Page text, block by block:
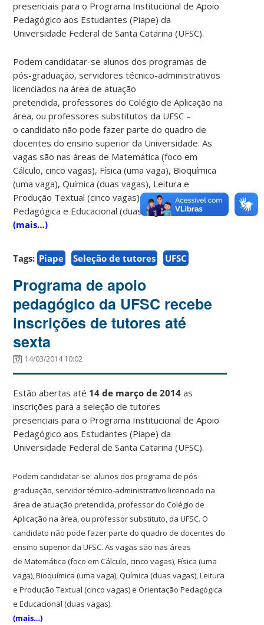
presenciais para o Programa Institucional de Apoio
Pedagógico aos Estudantes (Piape) da
Universidade Federal de Santa Catarina (UFSC).
Podem candidatar-se alunos dos programas de
pós-graduação, servidores técnico-administrativos
licenciados na área de atuação
pretendida, professores do Colégio de Aplicação na
área, ou professores substitutos da UFSC –
o candidato não pode fazer parte do quadro de
docentes do ensino superior da Universidade. As
vagas são nas áreas de Matemática (foco em
Cálculo, cinco vagas), Física (uma vaga), Bioquímica
(uma vaga), Química (duas vagas), Leitura e
Produção Textual (cinco vagas) e Orientação
Pedagógica e Educacional (duas vagas).
(mais…)
Tags: Piape Seleção de tutores UFSC
Programa de apoio
pedagógico da UFSC recebe
inscrições de tutores até
sexta
14/03/2014 10:02
Estão abertas até 14 de março de 2014 as
inscrições para a seleção de tutores
presenciais para o Programa Institucional de Apoio
Pedagógico aos Estudantes (Piape) da
Universidade Federal de Santa Catarina (UFSC).
Podem candidatar-se: alunos dos programa de pós-
graduação, servidor técnico-administrativo licenciado na
área de atuação pretendida, professor do Colégio de
Aplicação na área, ou professor substituto, da UFSC. O
candidato não pode fazer parte do quadro de docentes do
ensino superior da UFSC. As vagas são nas áreas
de Matemática (foco em Cálculo, cinco vagas), Física (uma
vaga), Bioquímica (uma vaga), Química (duas vagas), Leitura
e Produção Textual (cinco vagas) e Orientação Pedagógica
e Educacional (duas vagas).
(mais…)